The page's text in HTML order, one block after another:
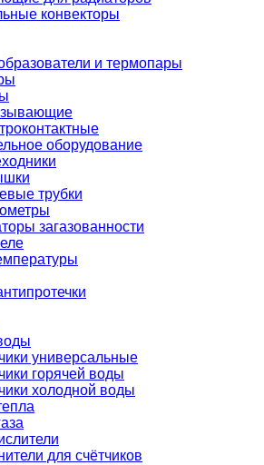
конвекторы
и термопары
оборудование
трубки
загазованности
универсальные
горячей воды
холодной воды
для счётчиков